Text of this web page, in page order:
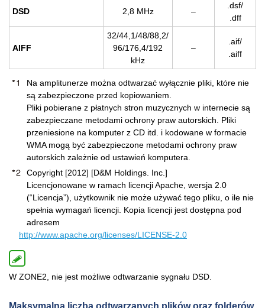
DSD 2,8 MHz –
.dsf/
.dff
AIFF
32/44,1/48/88,2/
96/176,4/192
kHz
–
.aif/
.aiff
Na amplitunerze można odtwarzać wyłącznie pliki, które nie
są zabezpieczone przed kopiowaniem.
Pliki pobierane z płatnych stron muzycznych w internecie są
zabezpieczane metodami ochrony praw autorskich. Pliki
przeniesione na komputer z CD itd. i kodowane w formacie
WMA mogą być zabezpieczone metodami ochrony praw
autorskich zależnie od ustawień komputera.
Copyright [2012] [D&M Holdings. Inc.]
Licencjonowane w ramach licencji Apache, wersja 2.0
(“Licencja”), użytkownik nie może używać tego pliku, o ile nie
spełnia wymagań licencji. Kopia licencji jest dostępna pod
adresem
http://www.apache.org/licenses/LICENSE-2.0
W ZONE2, nie jest możliwe odtwarzanie sygnału DSD.
Maksymalna liczba odtwarzanych plików oraz folderów